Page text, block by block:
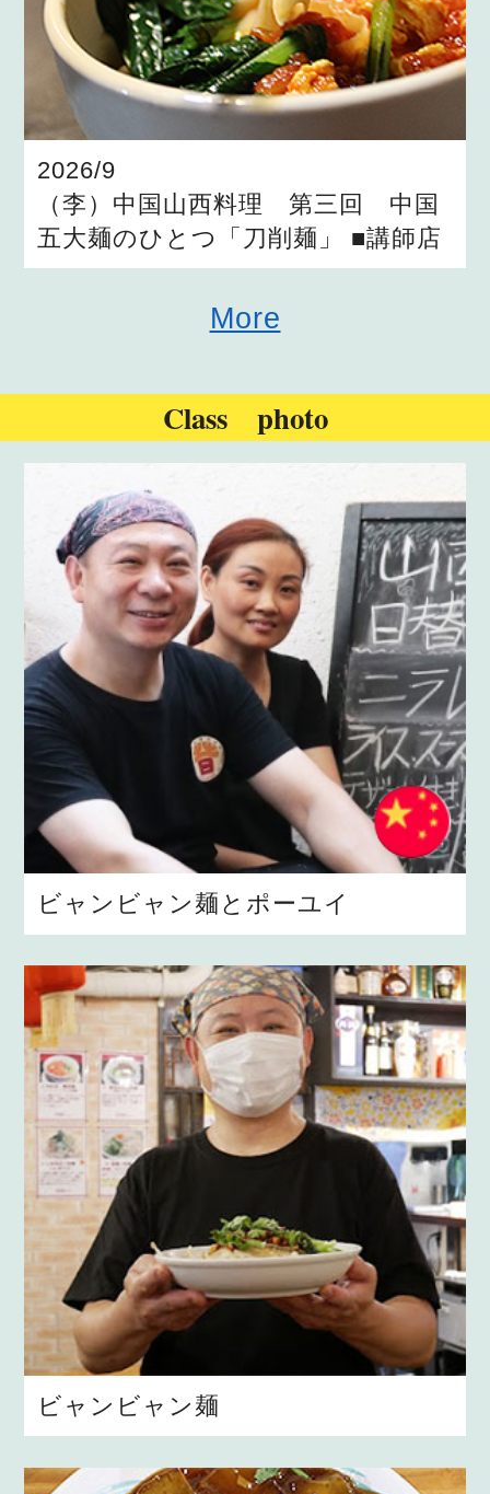
2026/9
（李）中国山西料理 第三回 中国
五大麺のひとつ「刀削麺」 ■講師店
More
Class photo
ビャンビャン麺とポーユイ
ビャンビャン麺